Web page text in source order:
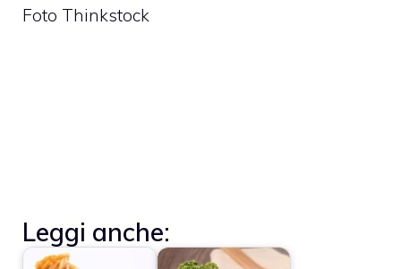
Foto Thinkstock
Leggi anche: